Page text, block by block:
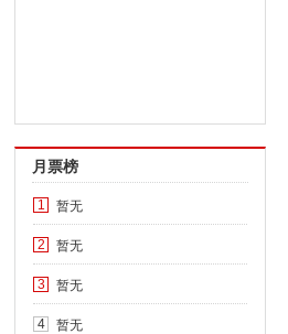
月票榜
1 暂无
2 暂无
3 暂无
4 暂无